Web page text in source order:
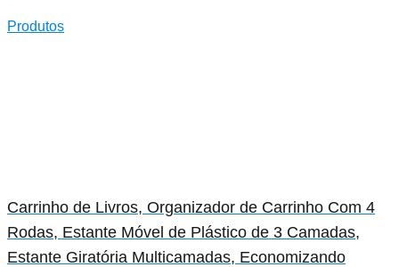
Produtos
Carrinho de Livros, Organizador de Carrinho Com 4
Rodas, Estante Móvel de Plástico de 3 Camadas,
Estante Giratória Multicamadas, Economizando